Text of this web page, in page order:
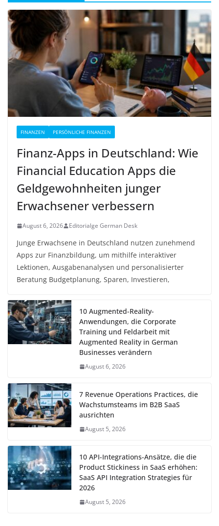
FINANZEN PERSÖNLICHE FINANZEN
Finanz-Apps in Deutschland: Wie
Financial Education Apps die
Geldgewohnheiten junger
Erwachsener verbessern
August 6, 2026 Editorialge German Desk
Junge Erwachsene in Deutschland nutzen zunehmend
Apps zur Finanzbildung, um mithilfe interaktiver
Lektionen, Ausgabenanalysen und personalisierter
Beratung Budgetplanung, Sparen, Investieren,
10 Augmented-Reality-
Anwendungen, die Corporate
Training und Feldarbeit mit
Augmented Reality in German
Businesses verändern
August 6, 2026
7 Revenue Operations Practices, die
Wachstumsteams im B2B SaaS
ausrichten
August 5, 2026
10 API-Integrations-Ansätze, die die
Product Stickiness in SaaS erhöhen:
SaaS API Integration Strategies für
2026
August 5, 2026